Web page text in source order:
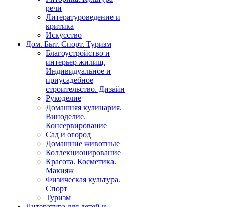
речи
Литературоведение и
критика
Искусство
Дом. Быт. Спорт. Туризм
Благоустройство и
интерьер жилищ.
Индивидуальное и
приусадебное
строительство. Дизайн
Рукоделие
Домашняя кулинария.
Виноделие.
Консервирование
Сад и огород
Домашние животные
Коллекционирование
Красота. Косметика.
Макияж
Физическая культура.
Спорт
Туризм